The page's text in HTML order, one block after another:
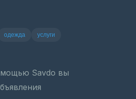
одежда
услуги
Savdo вы